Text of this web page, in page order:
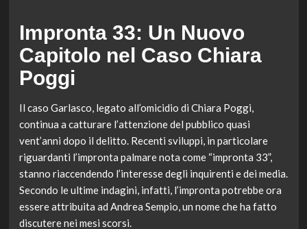
Impronta 33: Un Nuovo
Capitolo nel Caso Chiara
Poggi
Il caso Garlasco, legato all’omicidio di Chiara Poggi,
continua a catturare l’attenzione del pubblico quasi
vent’anni dopo il delitto. Recenti sviluppi, in particolare
riguardanti l’impronta palmare nota come “impronta 33”,
stanno riaccendendo l’interesse degli inquirenti e dei media.
Secondo le ultime indagini, infatti, l’impronta potrebbe ora
essere attribuita ad Andrea Sempio, un nome che ha fatto
discutere nei mesi scorsi.